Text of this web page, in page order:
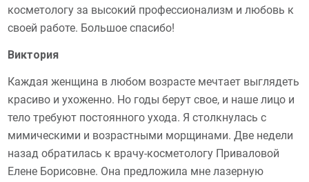
косметологу за высокий профессионализм и любовь к
своей работе. Большое спасибо!
Виктория
Каждая женщина в любом возрасте мечтает выглядеть
красиво и ухоженно. Но годы берут свое, и наше лицо и
тело требуют постоянного ухода. Я столкнулась с
мимическими и возрастными морщинами. Две недели
назад обратилась к врачу-косметологу Приваловой
Елене Борисовне. Она предложила мне лазерную